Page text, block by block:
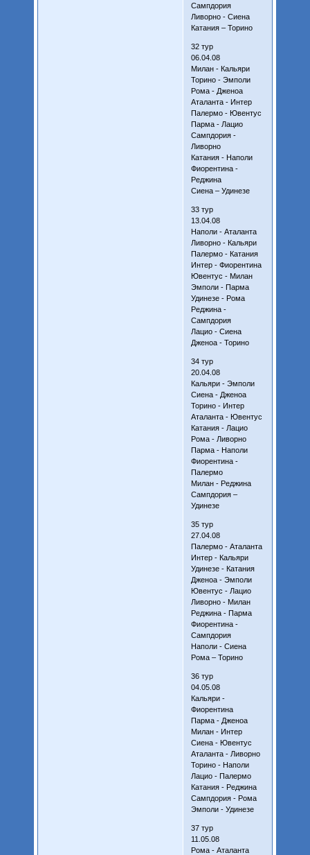
Сампдория
Ливорно - Сиена
Катания – Торино
32 тур
06.04.08
Милан - Кальяри
Торино - Эмполи
Рома - Дженоа
Аталанта - Интер
Палермо - Ювентус
Парма - Лацио
Сампдория -
Ливорно
Катания - Наполи
Фиорентина -
Реджина
Сиена – Удинезе
33 тур
13.04.08
Наполи - Аталанта
Ливорно - Кальяри
Палермо - Катания
Интер - Фиорентина
Ювентус - Милан
Эмполи - Парма
Удинезе - Рома
Реджина -
Сампдория
Лацио - Сиена
Дженоа - Торино
34 тур
20.04.08
Кальяри - Эмполи
Сиена - Дженоа
Торино - Интер
Аталанта - Ювентус
Катания - Лацио
Рома - Ливорно
Парма - Наполи
Фиорентина -
Палермо
Милан - Реджина
Сампдория –
Удинезе
35 тур
27.04.08
Палермо - Аталанта
Интер - Кальяри
Удинезе - Катания
Дженоа - Эмполи
Ювентус - Лацио
Ливорно - Милан
Реджина - Парма
Фиорентина -
Сампдория
Наполи - Сиена
Рома – Торино
36 тур
04.05.08
Кальяри -
Фиорентина
Парма - Дженоа
Милан - Интер
Сиена - Ювентус
Аталанта - Ливорно
Торино - Наполи
Лацио - Палермо
Катания - Реджина
Сампдория - Рома
Эмполи - Удинезе
37 тур
11.05.08
Рома - Аталанта